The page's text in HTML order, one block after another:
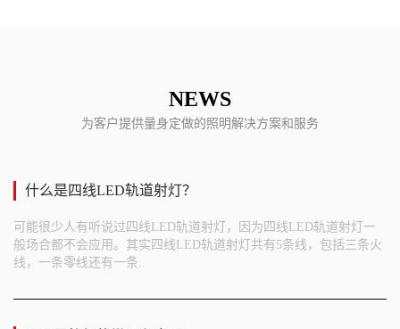
NEWS
为客户提供量身定做的照明解决方案和服务
什么是四线LED轨道射灯？
可能很少人有听说过四线LED轨道射灯，因为四线LED轨道射灯一
般场合都不会应用。其实四线LED轨道射灯共有5条线，包括三条火
线，一条零线还有一条..